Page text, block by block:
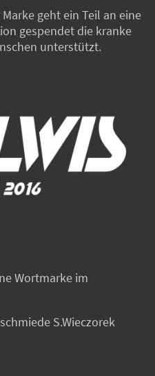
geht ein Teil an eine
gespendet die kranke
unterstützt.
Wortmarke im
S.Wieczorek